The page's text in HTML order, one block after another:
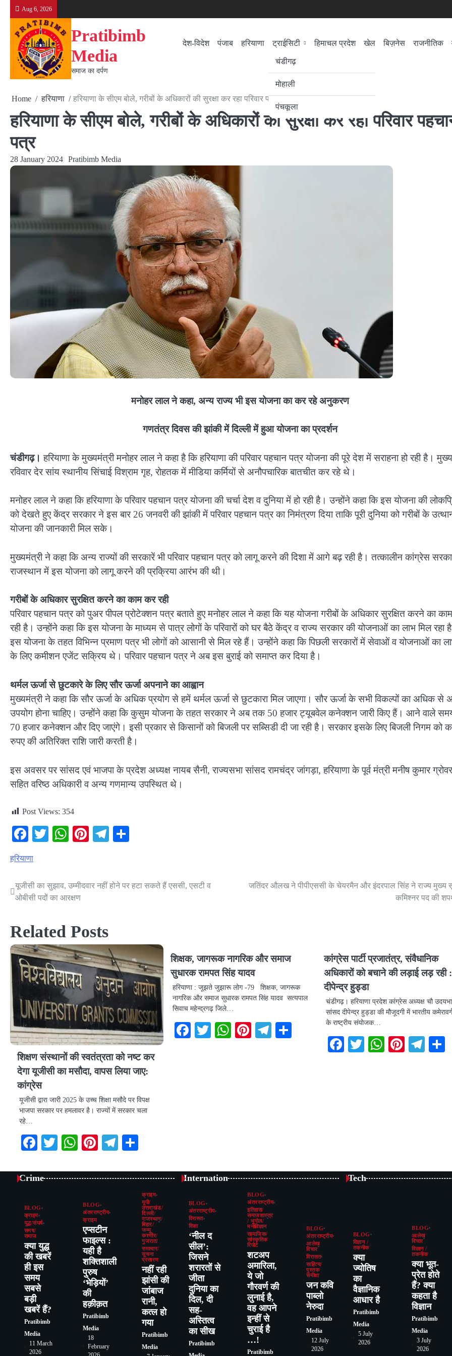
content
Aug 6, 2026
Pratibimb
Media
समाज का दर्पण
देश-विदेश पंजाब हरियाणा
ट्राईसिटी
चंडीगढ़
मोहाली
पंचकूला
हिमाचल प्रदेश खेल बिज़नेस राजनीतिक
Home हरियाणा हरियाणा के सीएम बोले, गरीबों के अधिकारों की सुरक्षा कर रहा परिवार पहचान पत्र
हरियाणा के सीएम बोले, गरीबों के अधिकारों की सुरक्षा कर रहा परिवार
पत्र
28 January 2024 Pratibimb Media
मनोहर लाल ने कहा, अन्य राज्य भी इस योजना का कर रहे अनुकरण
गणतंत्र दिवस की झांकी में दिल्ली में हुआ योजना का प्रदर्शन
चंडीगढ़। हरियाणा के मुख्यमंत्री मनोहर लाल ने कहा है कि हरियाणा की परिवार पहचान पत्र योजना की पूरे देश में सराहना हो रही है।
रविवार देर सांय स्थानीय सिंचाई विश्राम गृह, रोहतक में मीडिया कर्मियों से अनौपचारिक बातचीत कर रहे थे।
मनोहर लाल ने कहा कि हरियाणा के परिवार पहचान पत्र योजना की चर्चा देश व दुनिया में हो रही है। उन्होंने कहा कि इस योजना की
को देखते हुए केंद्र सरकार ने इस बार 26 जनवरी की झांकी में परिवार पहचान पत्र का निमंत्रण दिया ताकि पूरी दुनिया को गरीबों के
योजना की जानकारी मिल सके।
मुख्यमंत्री ने कहा कि अन्य राज्यों की सरकारें भी परिवार पहचान पत्र को लागू करने की दिशा में आगे बढ़ रही है। तत्कालीन कांग्रेस
राजस्थान में इस योजना को लागू करने की प्रक्रिया आरंभ की थी।
गरीबों के अधिकार सुरक्षित करने का काम कर रही
परिवार पहचान पत्र को पुअर पीपल प्रोटेक्शन पत्र बताते हुए मनोहर लाल ने कहा कि यह योजना गरीबों के अधिकार सुरक्षित करने का
रही है। उन्होंने कहा कि इस योजना के माध्यम से पात्र लोगों के परिवारों को घर बैठे केंद्र व राज्य सरकार की योजनाओं का लाभ मिल रहा
इस योजना के तहत विभिन्न प्रमाण पत्र भी लोगों को आसानी से मिल रहे हैं। उन्होंने कहा कि पिछली सरकारों में सेवाओं व योजनाओं का
के लिए कमीशन एजेंट सक्रिय थे। परिवार पहचान पत्र ने अब इस बुराई को समाप्त कर दिया है।
थर्मल ऊर्जा से छुटकारे के लिए सौर ऊर्जा अपनाने का आह्वान
मुख्यमंत्री ने कहा कि सौर ऊर्जा के अधिक प्रयोग से हमें थर्मल ऊर्जा से छुटकारा मिल जाएगा। सौर ऊर्जा के सभी विकल्पों का अधिक से
उपयोग होना चाहिए। उन्होंने कहा कि कुसुम योजना के तहत सरकार ने अब तक 50 हजार ट्यूबवेल कनेक्शन जारी किए हैं। आने वाले
70 हजार कनेक्शन और दिए जाएंगे। इसी प्रकार से किसानों को बिजली पर सब्सिडी दी जा रही है। सरकार इसके लिए बिजली निगम को
रुपए की अतिरिक्त राशि जारी करती है।
इस अवसर पर सांसद एवं भाजपा के प्रदेश अध्यक्ष नायब सैनी, राज्यसभा सांसद रामचंद्र जांगड़ा, हरियाणा के पूर्व मंत्री मनीष कुमार ग्रोवर
सहित वरिष्ठ अधिकारी व अन्य गणमान्य उपस्थित थे।
Post Views: 354
Facebook
TwitterWhatsApp
PinterestTelegram
हरियाणा
Post
यूजीसी का सुझाव, उम्मीदवार नहीं होने पर हटा सकते हैं एससी, एसटी व
ओबीसी पदों का आरक्षण
जतिंदर औलख ने पीपीएससी के चेयरमैन और इंदरपाल सिंह ने राज्य मुख्य
कमिश्नर पद की
Related Posts
शिक्षण संस्थानों की स्वतंत्रता को नष्ट कर
देगा यूजीसी का मसौदा, वापस लिया जाए:
कांग्रेस
यूजीसी द्वारा जारी 2025 के उच्च शिक्षा मसौदे पर विपक्ष
भाजपा सरकार पर हमलावर है। राज्यों में सरकार चला
रहे…
Facebook
TwitterWhatsApp
PinterestTelegram
शिक्षक, जागरूक नागरिक और समाज
सुधारक रामपत सिंह यादव
हरियाणा : जूझते जुझारू लोग -79 शिक्षक, जागरूक
नागरिक और समाज सुधारक रामपत सिंह यादव सत्यपाल
सिवाच महेन्द्रगढ़ जिले…
Facebook
TwitterWhatsApp
PinterestTelegram
Share
कांग्रेस पार्टी प्रजातंत्र, संवैधानिक
अधिकारों को बचाने की लड़ाई लड़ रही :
दीपेन्द्र हुड्डा
चंडीगढ़। हरियाणा प्रदेश कांग्रेस अध्यक्ष चौ
सांसद दीपेन्द्र हुड्डा की मौजूदगी में भारतीय कमेरावर्ग
के राष्ट्रीय संयोजक…
Facebook
TwitterWhatsApp
Pinterest
Crime
BLOG
क्राइम
युद्ध/संघर्ष
समय/
समाज
क्या युद्ध
की खबरें
ही इस
समय
सबसे
बड़ी
खबरें हैं?
Pratibimb
Media
11 March
2026
BLOG
अंतरराष्ट्रीय
क्राइम
एप्सटीन
फाइल्स :
यही है
शक्तिशाली
पुरुष
‘भेड़ियों’
की
हक़ीक़त
Pratibimb
Media
18
February
क्राइम
यूपी/
उत्तराखंड/
दिल्ली/
राजस्थान/
बिहार/
जम्मू
कश्मीर/
गुजरात/
समाचार/
सूचना
प्रसारण
नहीं रही
झांसी की
जांंबाज
रानी,
कत्‍ल हो
गया
Pratibimb
Media
Internation
BLOG
अंतरराष्ट्रीय
विरासत
शिक्षा
‘नील द
सील’:
जिसने
शरारतों से
जीता
दुनिया का
दिल, दी
सह-
अस्तित्व
का सीख
Pratibimb
BLOG
अंतरराष्ट्रीय
इतिहास/
समाजशास्त्र
/ भूगोल/
मनोविज्ञान
सामाजिक/
सांस्कृतिक
रिपोर्ट
शटअप
अमारिला,
ये जो
गौरवर्ण की
लुनाई है,
वह आपने
इन्हीं से
चुराई है
…!
Pratibimb
BLOG
अंतरराष्ट्रीय
आलेख
विचार
विरासत
साहित्य/
पुस्तक
समीक्षा
जन कवि
पाब्लो
नेरुदा
Pratibimb
Media
12 July
2026
Tech
BLOG
विज्ञान /
तकनीक
क्या
ज्योतिष
का
वैज्ञानिक
आधार है
Pratibimb
Media
5 July
2026
BLOG
आलेख
विचार
विज्ञान /
तकनीक
क्या भूत-
प्रेत होते
हैं? क्या
कहता है
विज्ञान
Pratibimb
Media
3 July
2026